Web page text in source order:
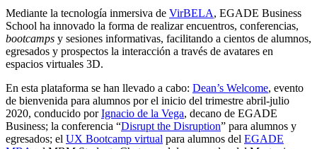
Mediante la tecnología inmersiva de VirBELA, EGADE Business
School ha innovado la forma de realizar encuentros, conferencias,
bootcamps y sesiones informativas, facilitando a cientos de alumnos,
egresados y prospectos la interacción a través de avatares en
espacios virtuales 3D.
En esta plataforma se han llevado a cabo: Dean’s Welcome, evento
de bienvenida para alumnos por el inicio del trimestre abril-julio
2020, conducido porIgnacio de la Vega, decano de EGADE
Business; la conferencia “Disrupt the Disruption” para alumnos y
egresados; el UX Bootcamp virtual para alumnos del EGADE